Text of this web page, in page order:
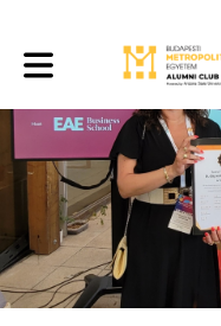
Toggle main navigation